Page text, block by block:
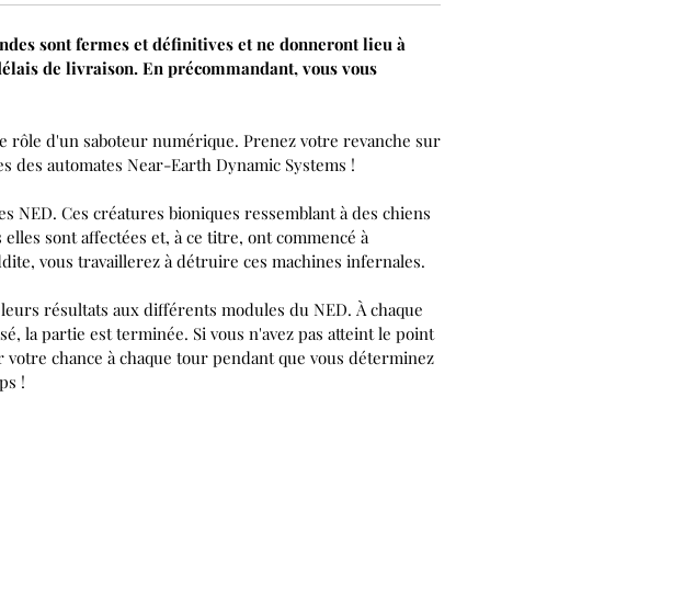
sont fermes et définitives et ne donneront lieu à
de livraison. En précommandant, vous vous
rôle d'un saboteur numérique. Prenez votre revanche sur
des automates Near-Earth Dynamic Systems !
NED. Ces créatures bioniques ressemblant à des chiens
sont affectées et, à ce titre, ont commencé à
vous travaillerez à détruire ces machines infernales.
résultats aux différents modules du NED. À chaque
la partie est terminée. Si vous n'avez pas atteint le point
chance à chaque tour pendant que vous déterminez
!